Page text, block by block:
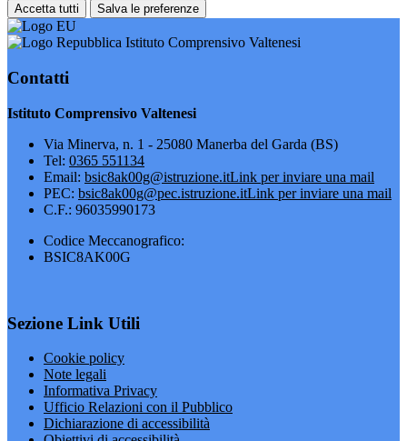
Accetta tutti Salva le preferenze
Istituto Comprensivo Valtenesi
Contatti
Istituto Comprensivo Valtenesi
Via Minerva, n. 1 - 25080 Manerba del Garda (BS)
Tel: 0365 551134
Email: bsic8ak00g@istruzione.itLink per inviare una mail
PEC: bsic8ak00g@pec.istruzione.itLink per inviare una mail
C.F.: 96035990173
Codice Meccanografico:
BSIC8AK00G
Sezione Link Utili
Cookie policy
Note legali
Informativa Privacy
Ufficio Relazioni con il Pubblico
Dichiarazione di accessibilità